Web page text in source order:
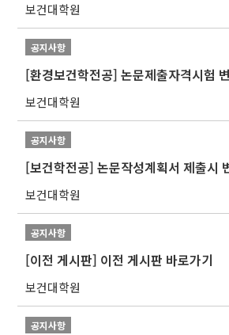
보건대학원
공지사항
[환경보건학전공] 논문제출자격시험
보건대학원
공지사항
[보건학전공] 논문작성계획서 제출시
보건대학원
공지사항
[이전 게시판] 이전 게시판 바로가기
보건대학원
공지사항